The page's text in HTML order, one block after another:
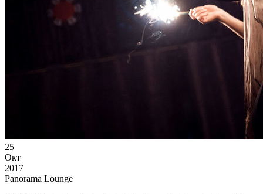
25
Окт
2017
Panorama Lounge